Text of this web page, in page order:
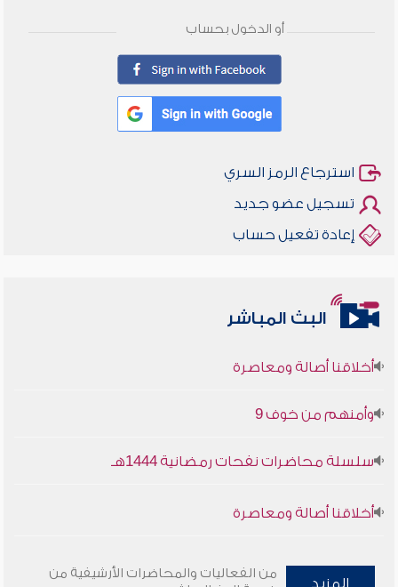
أو الدخول بحساب
استرجاع الرمز السري
تسجيل عضو جديد
إعادة تفعيل حساب
البث المباشر
المزيد
من الفعاليات والمحاضرات الأرشيفية من